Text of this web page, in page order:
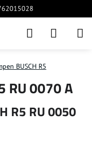
BUSCH R5
RU 0070 A
R5 RU 0050